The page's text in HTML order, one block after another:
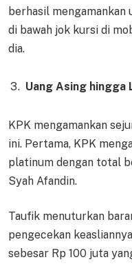
berhasil mengamankan
di bawah jok kursi di
dia.
Uang Asing hingga
KPK mengamankan
ini. Pertama, KPK
platinum dengan total
Syah Afandin.
Taufik menuturkan
pengecekan
sebesar Rp 100 juta